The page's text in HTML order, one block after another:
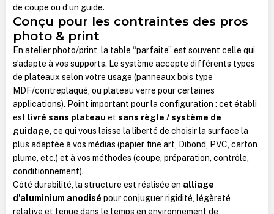
de coupe ou d’un guide.
Conçu pour les contraintes des pros
photo & print
En atelier photo/print, la table “parfaite” est souvent celle qui
s’adapte à vos supports. Le système accepte différents types
de plateaux selon votre usage (panneaux bois type
MDF/contreplaqué, ou plateau verre pour certaines
applications). Point important pour la configuration : cet établi
est livré sans plateau et sans règle / système de
guidage, ce qui vous laisse la liberté de choisir la surface la
plus adaptée à vos médias (papier fine art, Dibond, PVC, carton
plume, etc.) et à vos méthodes (coupe, préparation, contrôle,
conditionnement).
Côté durabilité, la structure est réalisée en alliage
d’aluminium anodisé pour conjuguer rigidité, légèreté
relative et tenue dans le temps en environnement de